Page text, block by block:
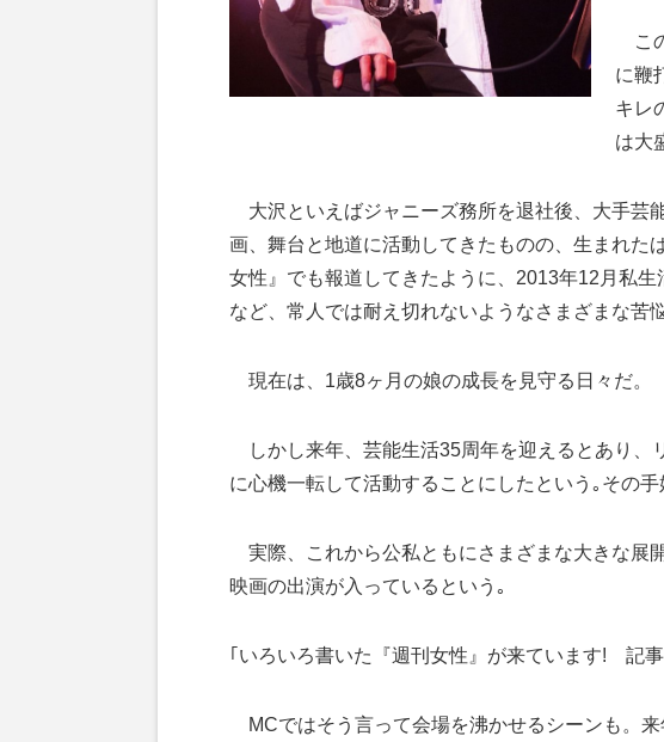
こ
に鞭
キレ
は大
大沢といえばジャニーズ務所を退社後、大手芸
画、舞台と地道に活動してきたものの、生まれた
女性』でも報道してきたように、2013年12月私
など、常人では耐え切れないようなさまざまな苦
現在は、1歳8ヶ月の娘の成長を見守る日々だ。
しかし来年、芸能生活35周年を迎えるとあり、
に心機一転して活動することにしたという｡その
実際、これから公私ともにさまざまな大きな展
映画の出演が入っているという｡
｢いろいろ書いた『週刊女性』が来ています! 記
MCではそう言って会場を沸かせるシーンも。